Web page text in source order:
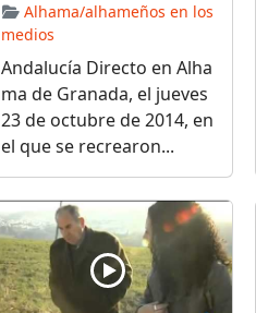
Alhama/alhameños en los
medios
Andalucía Directo en Alha
ma de Granada, el jueves
23 de octubre de 2014, en
el que se recrearon...